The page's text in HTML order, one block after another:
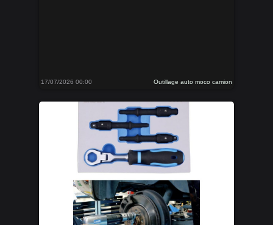
17/07/2026 00:00 Outillage auto moco camion